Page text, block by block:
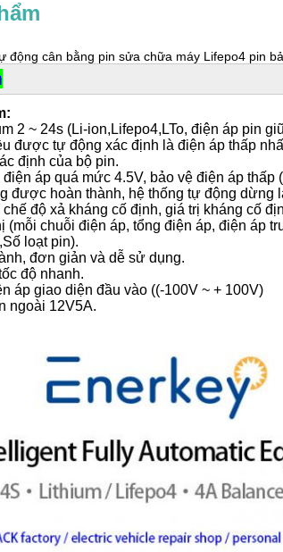
động cân bằng pin sửa chữa máy Lifepo4 pin
2 ~ 24s (Li-ion,Lifepo4,LTo, điện áp pin
được tự động xác định là điện áp thấp
định của bộ pin.
áp quá mức 4.5V, bảo vệ điện áp thấp
được hoàn thành, hệ thống tự động dừng
độ xả kháng cố định, giá trị kháng cố
(mỗi chuỗi điện áp, tổng điện áp, điện áp
loạt pin).
đơn giản và dễ sử dụng.
độ nhanh.
áp giao diện đầu vào ((-100V ~ + 100V)
ngoài 12V5A.